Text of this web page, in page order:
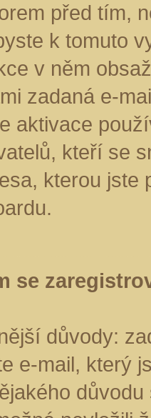
před tím,
k tomuto
v něm
zadaná e-
aktivace
kteří se
kterou jste
se
důvody:
e-mail, který